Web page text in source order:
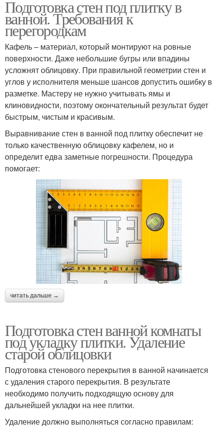
Подготовка стен под плитку в
ванной. Требования к
перегородкам
Кафель – материал, который монтируют на ровные
поверхности. Даже небольшие бугры или впадины
усложнят облицовку. При правильной геометрии стен и
углов у исполнителя меньше шансов допустить ошибку в
разметке. Мастеру не нужно учитывать ямы и
клиновидности, поэтому окончательный результат будет
быстрым, чистым и красивым.
Выравнивание стен в ванной под плитку обеспечит не
только качественную облицовку кафелем, но и
определит едва заметные погрешности. Процедура
помогает:
читать дальше →
Подготовка стен ванной комнаты
под укладку плитки. Удаление
старой облицовки
Подготовка стенового перекрытия в ванной начинается
с удаления старого перекрытия. В результате
необходимо получить подходящую основу для
дальнейшей укладки на нее плитки.
Удаление должно выполняться согласно правилам: